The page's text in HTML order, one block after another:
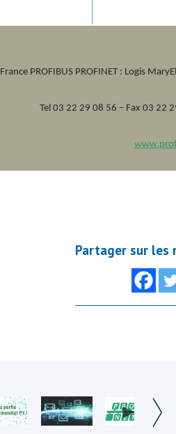
France PROFIBUS PROFINET : Logis
Tel 03 22 29 08 56 – Fax 03 22
Partager sur les